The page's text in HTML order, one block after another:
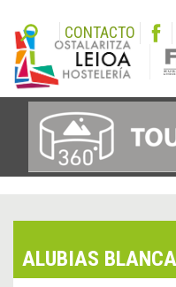
CONTACTO
ALUBIAS